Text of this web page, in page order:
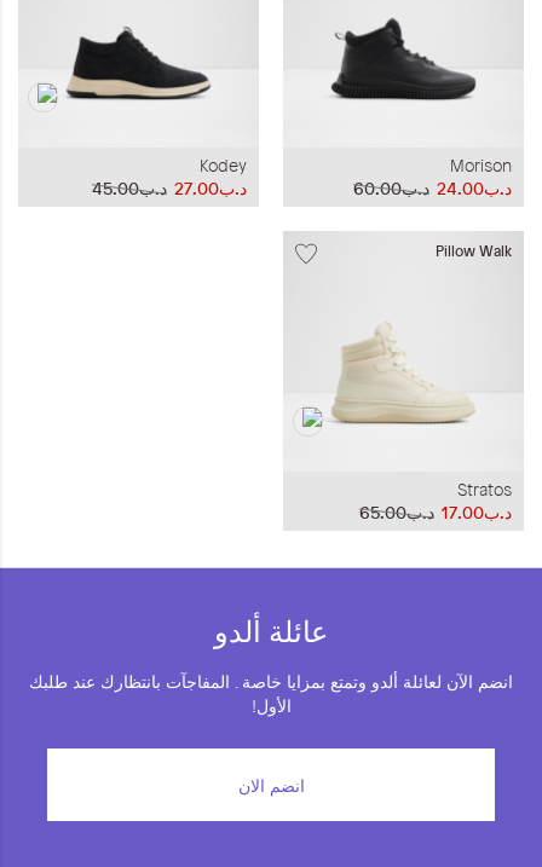
Morison
د.ب60.00
د.ب24.00
Kodey
د.ب45.00
د.ب27.00
Pillow Walk
Stratos
د.ب65.00
د.ب17.00
عائلة ألدو
انضم الآن لعائلة ألدو وتمتع بمزايا خاصة . المفاجآت بانتظارك عند طلبك
الأول!
انضم الان